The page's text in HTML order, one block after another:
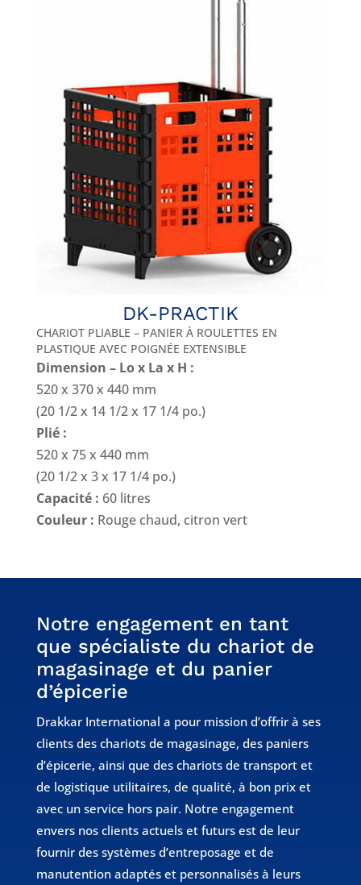
DK-PRACTIK
CHARIOT PLIABLE – PANIER À ROULETTES EN
PLASTIQUE AVEC POIGNÉE EXTENSIBLE
Dimension – Lo x La x H :
520 x 370 x 440 mm
(20 1/2 x 14 1/2 x 17 1/4 po.)
Plié :
520 x 75 x 440 mm
(20 1/2 x 3 x 17 1/4 po.)
Capacité : 60 litres
Couleur : Rouge chaud, citron vert
Notre engagement en tant
que spécialiste du chariot de
magasinage et du panier
d’épicerie
Drakkar International a pour mission d’offrir à ses
clients des chariots de magasinage, des paniers
d’épicerie, ainsi que des chariots de transport et
de logistique utilitaires, de qualité, à bon prix et
avec un service hors pair. Notre engagement
envers nos clients actuels et futurs est de leur
fournir des systèmes d’entreposage et de
manutention adaptés et personnalisés à leurs